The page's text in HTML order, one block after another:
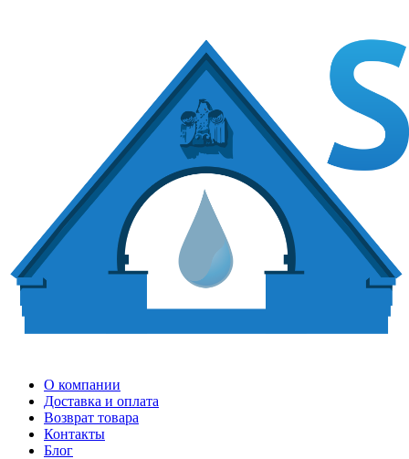
О компании
Доставка и оплата
Возврат товара
Контакты
Блог